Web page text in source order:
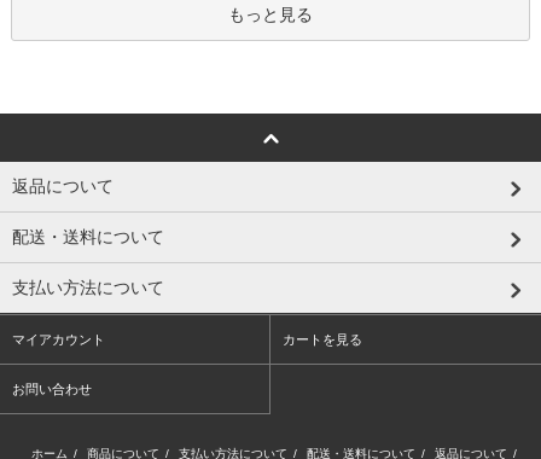
もっと見る
返品について
配送・送料について
支払い方法について
マイアカウント カートを見る
お問い合わせ
ホーム / 商品について / 支払い方法について / 配送・送料について / 返品について /